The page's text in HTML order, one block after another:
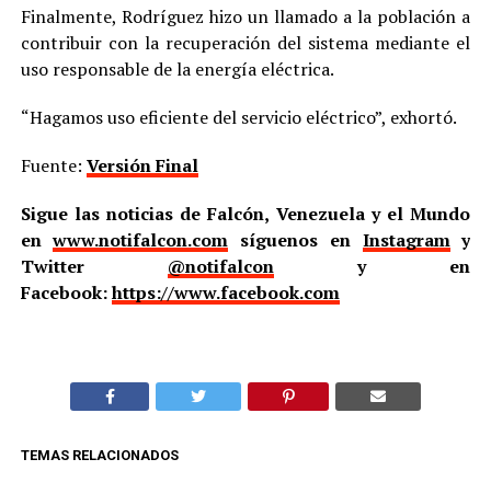
Finalmente, Rodríguez hizo un llamado a la población a
contribuir con la recuperación del sistema mediante el
uso responsable de la energía eléctrica.
“Hagamos uso eficiente del servicio eléctrico”, exhortó.
Fuente: Versión Final
Sigue las noticias de Falcón, Venezuela y el Mundo
enwww.notifalcon.com síguenos en Instagramy
Twitter @notifalcony en
Facebook:https://www.facebook.com
TEMAS RELACIONADOS